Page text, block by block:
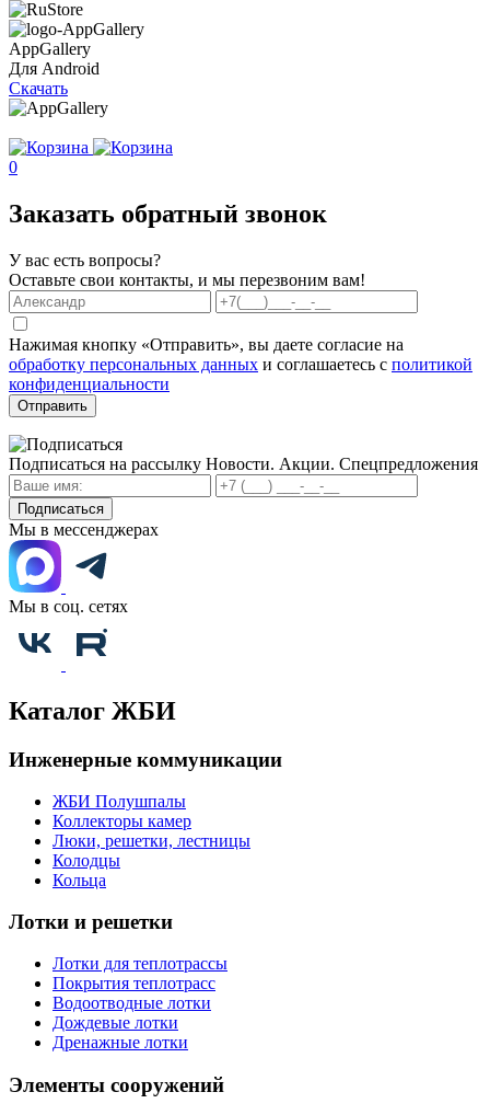
AppGallery
Для Android
Скачать
0
Заказать обратный звонок
У вас есть вопросы?
Оставьте свои контакты, и мы перезвоним вам!
Нажимая кнопку «Отправить», вы даете согласие на
обработку персональных данных и соглашаетесь с политикой
конфиденциальности
Отправить
Подписаться на рассылку Новости. Акции. Спецпредложения
Подписаться
Мы в мессенджерах
Мы в соц. сетях
Каталог ЖБИ
Инженерные коммуникации
ЖБИ Полушпалы
Коллекторы камер
Люки, решетки, лестницы
Колодцы
Кольца
Лотки и решетки
Лотки для теплотрассы
Покрытия теплотрасс
Водоотводные лотки
Дождевые лотки
Дренажные лотки
Элементы сооружений